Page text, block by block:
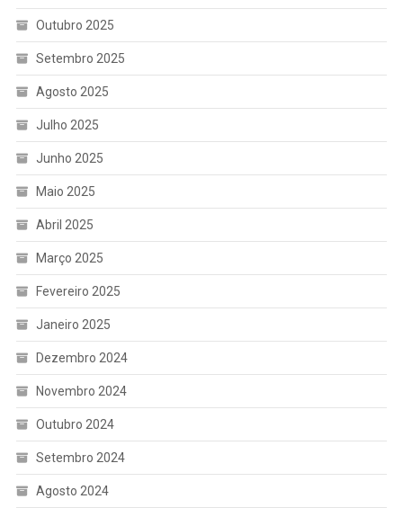
Outubro 2025
Setembro 2025
Agosto 2025
Julho 2025
Junho 2025
Maio 2025
Abril 2025
Março 2025
Fevereiro 2025
Janeiro 2025
Dezembro 2024
Novembro 2024
Outubro 2024
Setembro 2024
Agosto 2024